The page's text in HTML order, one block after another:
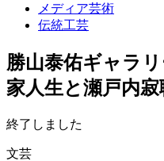
メディア芸術
伝統工芸
勝山泰佑ギャラ
家人生と瀬戸内寂
終了しました
文芸